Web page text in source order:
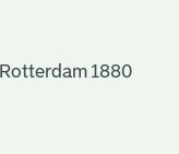
1880